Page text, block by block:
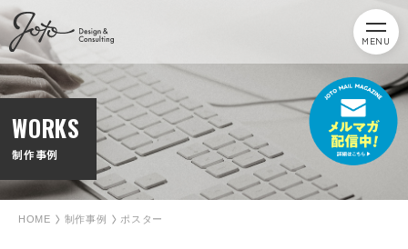
MENU
WORKS
制作事例
HOME 制作事例 ポスター